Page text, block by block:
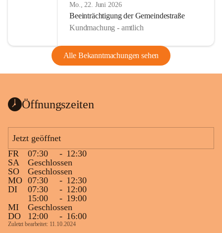
Mo., 22. Juni 2026
Beeinträchtigung der Gemeindestraße
Kundmachung - amtlich
Alle Bekanntmachungen sehen
Öffnungszeiten
Jetzt geöffnet
FR
07:30 - 12:30
SA
Geschlossen
SO
Geschlossen
MO 07:30 - 12:30
DI
07:30 - 12:00
15:00
- 19:00
MI
Geschlossen
DO
12:00 - 16:00
Zuletzt bearbeitet: 11.10.2024